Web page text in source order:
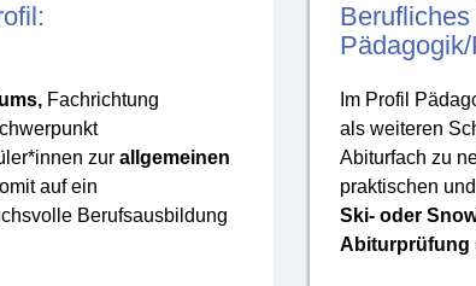
Fachrichtung
zur allgemeinen
auf ein
Berufsausbildung
Im Profil
als weiteren
Abiturfach zu
praktischen
Ski- oder
Abiturprüfung